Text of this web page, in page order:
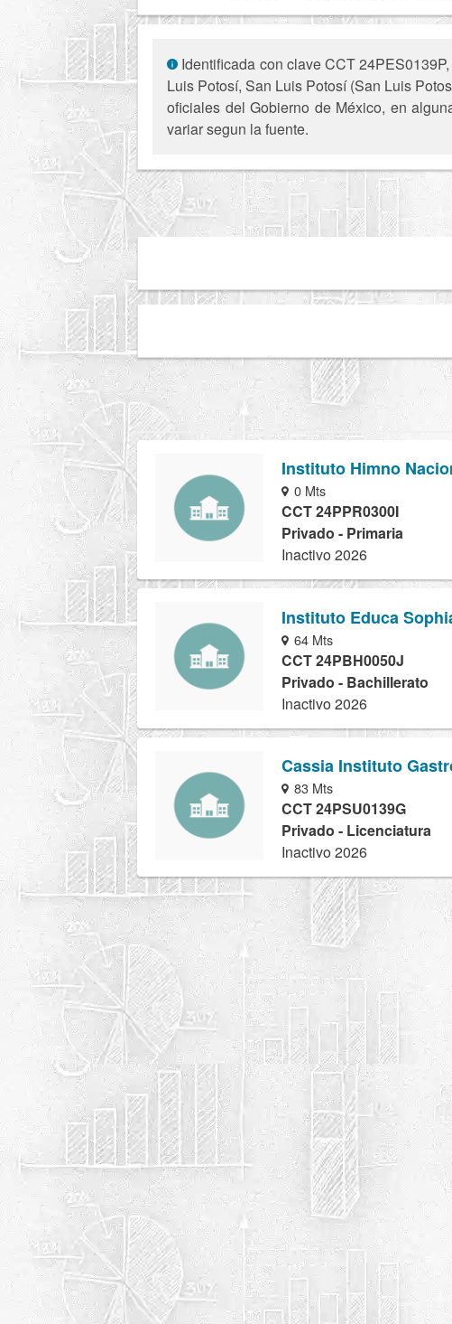
Identificada con clave CCT
Luis Potosí, San Luis Potosí (San Luis
oficiales del Gobierno de México, en
variar segun la fuente.
Instituto Himno
0 Mts
CCT 24PPR0300I
Privado - Primaria
Inactivo 2026
Instituto Educa
64 Mts
CCT 24PBH0050J
Privado - Bachillerato
Inactivo 2026
Cassia Instituto
83 Mts
CCT 24PSU0139G
Privado - Licenciatura
Inactivo 2026